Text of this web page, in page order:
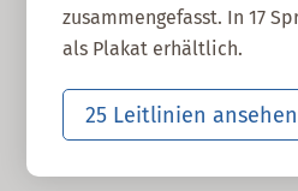
zusammengefasst. In 17
als Plakat erhältlich.
25 Leitlinien ansehen